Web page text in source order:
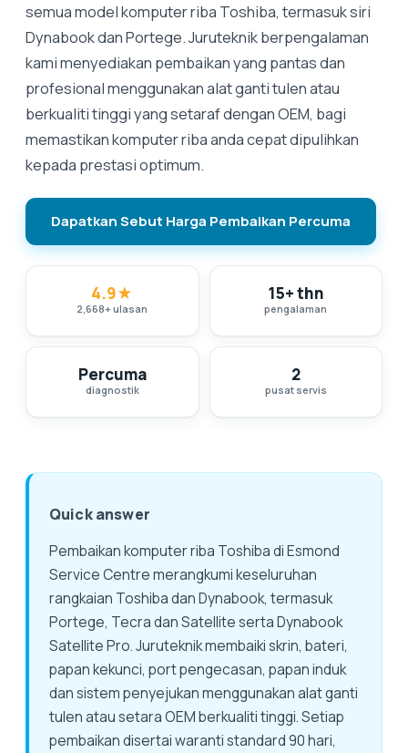
semua model komputer riba Toshiba, termasuk siri
Dynabook dan Portege. Juruteknik berpengalaman
kami menyediakan pembaikan yang pantas dan
profesional menggunakan alat ganti tulen atau
berkualiti tinggi yang setaraf dengan OEM, bagi
memastikan komputer riba anda cepat dipulihkan
kepada prestasi optimum.
Dapatkan Sebut Harga Pembaikan Percuma
4.9★
2,668+ulasan
15+ thn
pengalaman
Percuma
diagnostik
2
pusat servis
Quick answer
Pembaikan komputer riba Toshiba di Esmond
Service Centre merangkumi keseluruhan
rangkaian Toshiba dan Dynabook, termasuk
Portege, Tecra dan Satellite serta Dynabook
Satellite Pro. Juruteknik membaiki skrin, bateri,
papan kekunci, port pengecasan, papan induk
dan sistem penyejukan menggunakan alat ganti
tulen atau setara OEM berkualiti tinggi. Setiap
pembaikan disertai waranti standard 90 hari,